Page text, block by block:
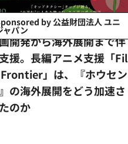
by 公益財団法人 ユニ
ャパン
開発から海外展開まで伴
援。長編アニメ支援「Fil
」は、『ホウセン
の海外展開をどう加速さ
のか